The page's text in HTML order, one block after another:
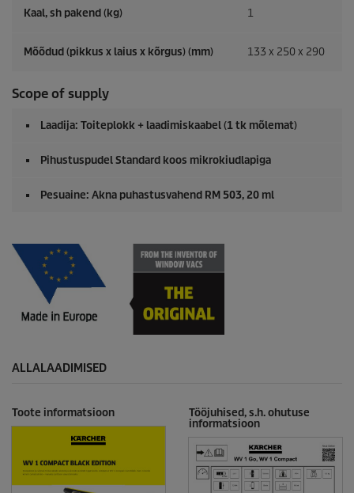
Kaal, sh pakend (kg) 1
Mõõdud (pikkus x laius x kõrgus) (mm) 133 x 250 x 290
Scope of supply
Laadija: Toiteplokk + laadimiskaabel (1 tk mõlemat)
Pihustuspudel Standard koos mikrokiudlapiga
Pesuaine: Akna puhastusvahend RM 503, 20 ml
ALLALAADIMISED
Toote informatsioon
Tööjuhised, s.h. ohutuse
informatsioon